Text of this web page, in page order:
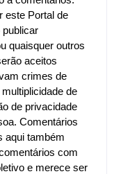
este Portal de
publicar
quaisquer outros
aceitos
crimes de
de
de privacidade
Comentários
aqui também
com
e merece ser